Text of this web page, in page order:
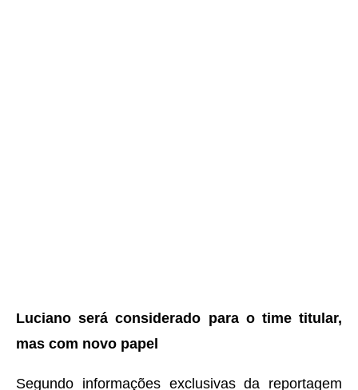
Luciano será considerado para o time titular,
mas com novo papel
Segundo informações exclusivas da reportagem